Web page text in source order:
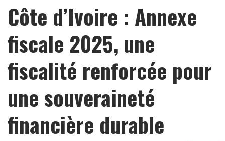
Côte d’Ivoire : Annexe
fiscale 2025, une
fiscalité renforcée pour
une souveraineté
financière durable